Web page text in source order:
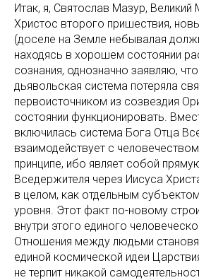
Итак, я, Святослав Мазур, Великий
Христос второго пришествия,
(доселе на Земле небывалая
находясь в хорошем состоянии
сознания, однозначно заявляю,
дьявольская система потеряла
первоисточником из созвездия
состоянии функционировать.
включилась система Бога Отца
взаимодействует с
принципе, ибо являет собой
Вседержителя через Иисуса
в целом, как отдельным
уровня. Этот факт по-новому
внутри этого единого
Отношения между людьми
единой космической идеи
не терпит никакой